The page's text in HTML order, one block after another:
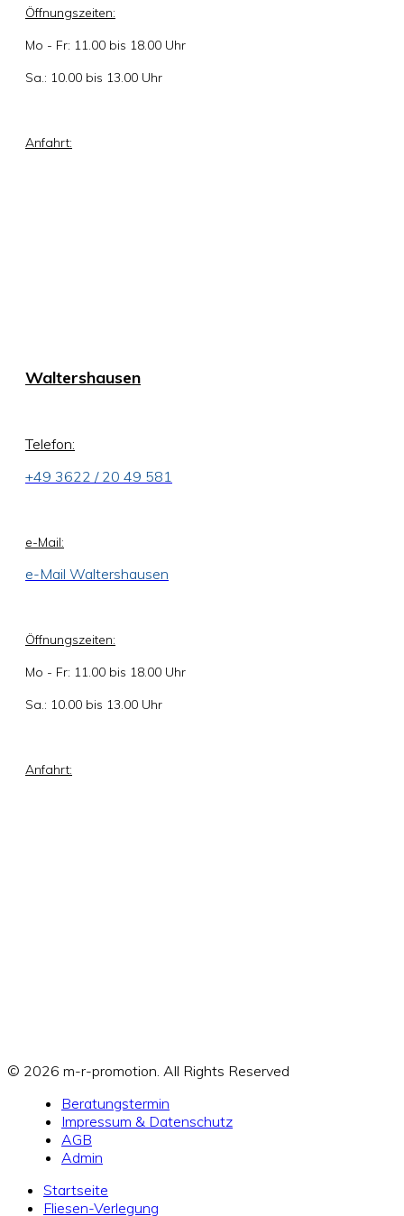
Öffnungszeiten:
Mo - Fr: 11.00 bis 18.00 Uhr
Sa.: 10.00 bis 13.00 Uhr
Anfahrt:
Waltershausen
Telefon:
+49 3622 / 20 49 581
e-Mail:
e-Mail Waltershausen
Öffnungszeiten:
Mo - Fr: 11.00 bis 18.00 Uhr
Sa.: 10.00 bis 13.00 Uhr
Anfahrt:
© 2026 m-r-promotion. All Rights Reserved
Beratungstermin
Impressum & Datenschutz
AGB
Admin
Startseite
Fliesen-Verlegung